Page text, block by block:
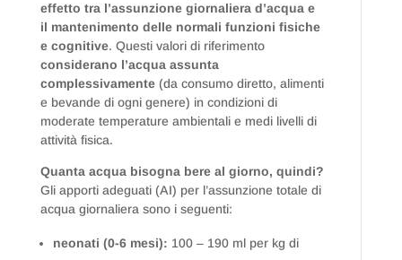
effetto tra l’assunzione giornaliera d’acqua e
il mantenimento delle normali funzioni fisiche
e cognitive. Questi valori di riferimento
considerano l’acqua assunta
complessivamente(da consumo diretto, alimenti
e bevande di ogni genere) in condizioni di
moderate temperature ambientali e medi livelli di
attività fisica.
Quanta acqua bisogna bere al giorno, quindi?
Gli apporti adeguati (AI) per l’assunzione totale di
acqua giornaliera sono i seguenti:
neonati (0-6 mesi): 100 – 190 ml per kg di